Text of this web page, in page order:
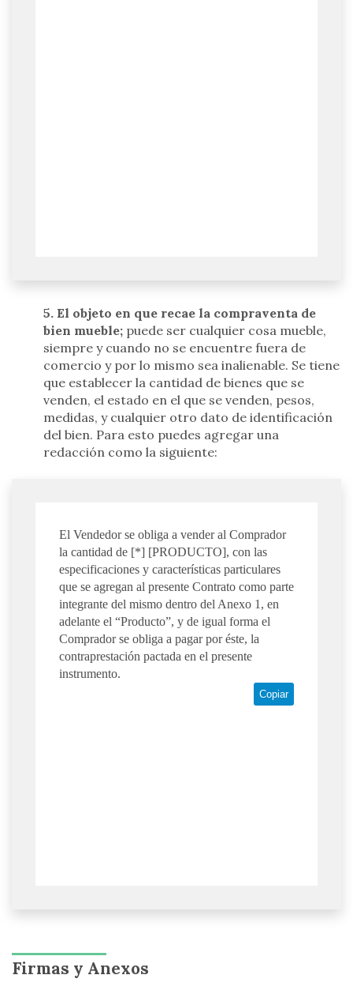
5. El objeto en que recae la compraventa de
bien mueble; puede ser cualquier cosa mueble,
siempre y cuando no se encuentre fuera de
comercio y por lo mismo sea inalienable. Se tiene
que establecer la cantidad de bienes que se
venden, el estado en el que se venden, pesos,
medidas, y cualquier otro dato de identificación
del bien. Para esto puedes agregar una
redacción como la siguiente:
El Vendedor se obliga a vender al Comprador
la cantidad de [*] [PRODUCTO], con las
especificaciones y características particulares
que se agregan al presente Contrato como parte
integrante del mismo dentro del Anexo 1, en
adelante el “Producto”, y de igual forma el
Comprador se obliga a pagar por éste, la
contraprestación pactada en el presente
instrumento.
Copiar
Firmas y Anexos